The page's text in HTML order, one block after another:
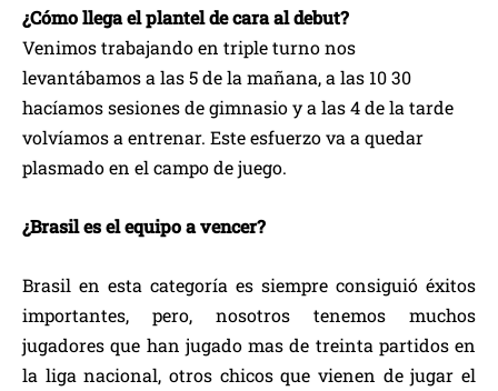
¿Cómo llega el plantel de cara al debut?
Venimos trabajando en triple turno nos
levantábamos a las 5 de la mañana, a las 10 30
hacíamos sesiones de gimnasio y a las 4 de la tarde
volvíamos a entrenar. Este esfuerzo va a quedar
plasmado en el campo de juego.
¿Brasil es el equipo a vencer?
Brasil en esta categoría es siempre consiguió éxitos
importantes, pero, nosotros tenemos muchos
jugadores que han jugado mas de treinta partidos en
la liga nacional, otros chicos que vienen de jugar el